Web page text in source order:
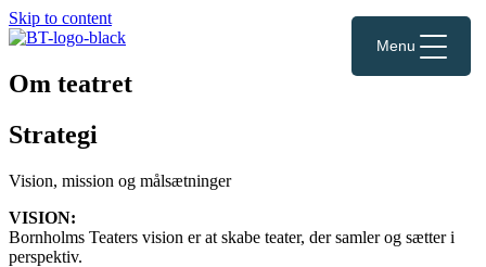
Skip to content
Menu
Om teatret
Strategi
Vision, mission og målsætninger
VISION:
Bornholms Teaters vision er at skabe teater, der samler og sætter i
perspektiv.